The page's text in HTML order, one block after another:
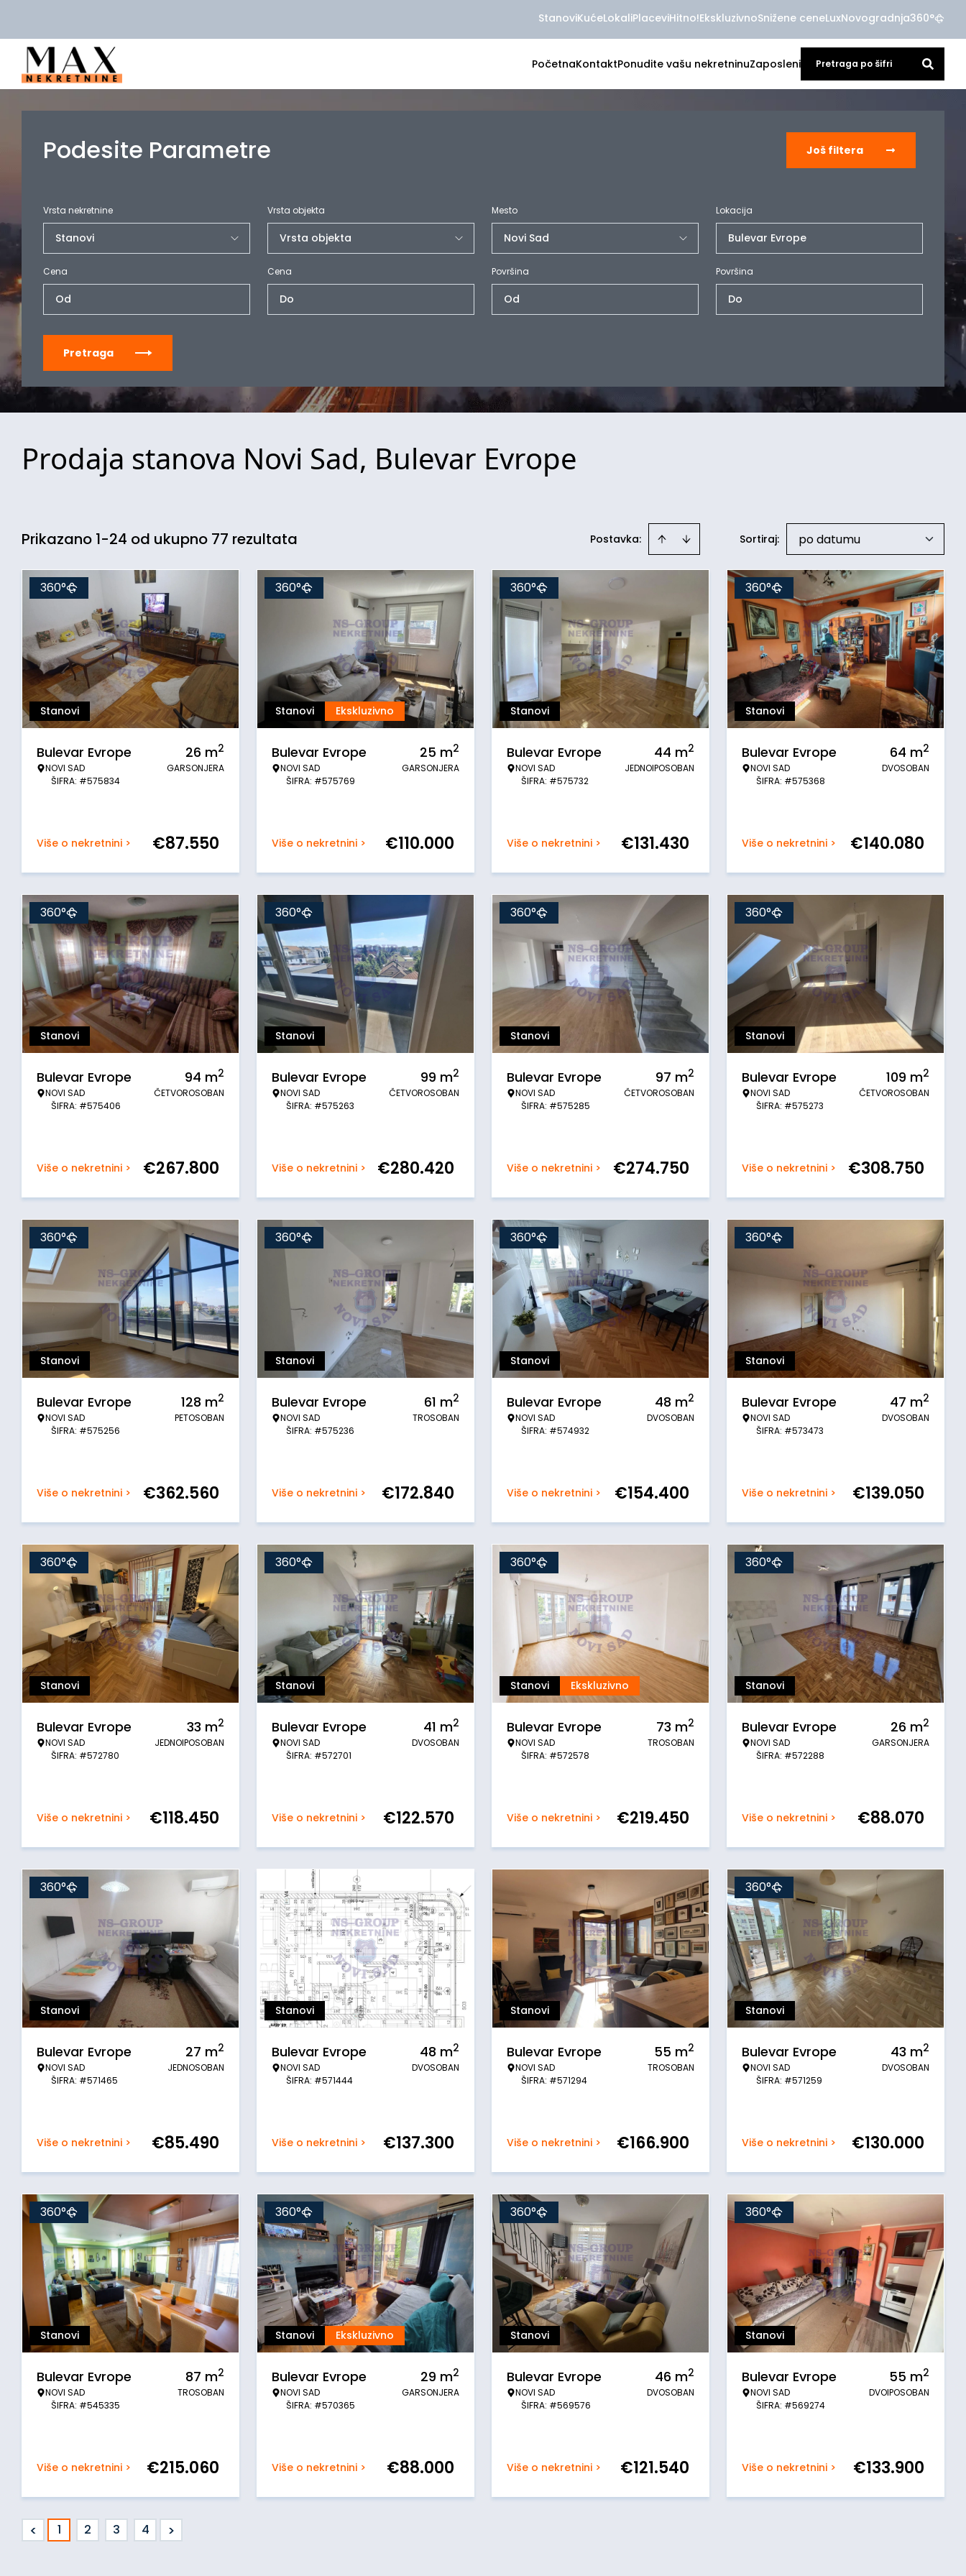
StanoviKućeLokaliPlaceviHitno!EkskluzivnoSnižene ceneLuxNovogradnja360°
PočetnaKontaktPonudite vašu nekretninuZaposleni
Podesite Parametre Još filtera
Vrsta nekretnine Vrsta objekta Mesto Lokacija
Bulevar Evrope
Cena Cena Površina Površina
Pretraga
Prodaja stanova Novi Sad, Bulevar Evrope
Prikazano 1-24 od ukupno 77 rezultata Postavka: Sortiraj: po datumu
Stanovi
360°
Bulevar Evrope
NOVI SAD
ŠIFRA: #575834
26 m2
GARSONJERA
Više o nekretnini > €87.550
Stanovi Ekskluzivno
360°
Bulevar Evrope
NOVI SAD
ŠIFRA: #575769
25 m2
GARSONJERA
Više o nekretnini > €110.000
Stanovi
360°
Bulevar Evrope
NOVI SAD
ŠIFRA: #575732
44 m2
JEDNOIPOSOBAN
Više o nekretnini > €131.430
Stanovi
360°
Bulevar Evrope
NOVI SAD
ŠIFRA: #575368
64 m2
DVOSOBAN
Više o nekretnini > €140.080
Stanovi
360°
Bulevar Evrope
NOVI SAD
ŠIFRA: #575406
94 m2
ČETVOROSOBAN
Više o nekretnini > €267.800
Stanovi
360°
Bulevar Evrope
NOVI SAD
ŠIFRA: #575263
99 m2
ČETVOROSOBAN
Više o nekretnini > €280.420
Stanovi
360°
Bulevar Evrope
NOVI SAD
ŠIFRA: #575285
97 m2
ČETVOROSOBAN
Više o nekretnini > €274.750
Stanovi
360°
Bulevar Evrope
NOVI SAD
ŠIFRA: #575273
109 m2
ČETVOROSOBAN
Više o nekretnini > €308.750
Stanovi
360°
Bulevar Evrope
NOVI SAD
ŠIFRA: #575256
128 m2
PETOSOBAN
Više o nekretnini > €362.560
Stanovi
360°
Bulevar Evrope
NOVI SAD
ŠIFRA: #575236
61 m2
TROSOBAN
Više o nekretnini > €172.840
Stanovi
360°
Bulevar Evrope
NOVI SAD
ŠIFRA: #574932
48 m2
DVOSOBAN
Više o nekretnini > €154.400
Stanovi
360°
Bulevar Evrope
NOVI SAD
ŠIFRA: #573473
47 m2
DVOSOBAN
Više o nekretnini > €139.050
Stanovi
360°
Bulevar Evrope
NOVI SAD
ŠIFRA: #572780
33 m2
JEDNOIPOSOBAN
Više o nekretnini > €118.450
Stanovi
360°
Bulevar Evrope
NOVI SAD
ŠIFRA: #572701
41 m2
DVOSOBAN
Više o nekretnini > €122.570
Stanovi Ekskluzivno
360°
Bulevar Evrope
NOVI SAD
ŠIFRA: #572578
73 m2
TROSOBAN
Više o nekretnini > €219.450
Stanovi
360°
Bulevar Evrope
NOVI SAD
ŠIFRA: #572288
26 m2
GARSONJERA
Više o nekretnini > €88.070
Stanovi
360°
Bulevar Evrope
NOVI SAD
ŠIFRA: #571465
27 m2
JEDNOSOBAN
Više o nekretnini > €85.490
Stanovi
Bulevar Evrope
NOVI SAD
ŠIFRA: #571444
48 m2
DVOSOBAN
Više o nekretnini > €137.300
Stanovi
Bulevar Evrope
NOVI SAD
ŠIFRA: #571294
55 m2
TROSOBAN
Više o nekretnini > €166.900
Stanovi
360°
Bulevar Evrope
NOVI SAD
ŠIFRA: #571259
43 m2
DVOSOBAN
Više o nekretnini > €130.000
Stanovi
360°
Bulevar Evrope
NOVI SAD
ŠIFRA: #545335
87 m2
TROSOBAN
Više o nekretnini > €215.060
Stanovi Ekskluzivno
360°
Bulevar Evrope
NOVI SAD
ŠIFRA: #570365
29 m2
GARSONJERA
Više o nekretnini > €88.000
Stanovi
360°
Bulevar Evrope
NOVI SAD
ŠIFRA: #569576
46 m2
DVOSOBAN
Više o nekretnini > €121.540
Stanovi
360°
Bulevar Evrope
NOVI SAD
ŠIFRA: #569274
55 m2
DVOIPOSOBAN
Više o nekretnini > €133.900
< 1 2 3 4 >